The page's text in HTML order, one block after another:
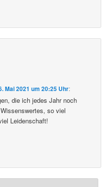
Mai 2021 um 20:25 Uhr:
die ich jedes Jahr noch
so viel
Leidenschaft!